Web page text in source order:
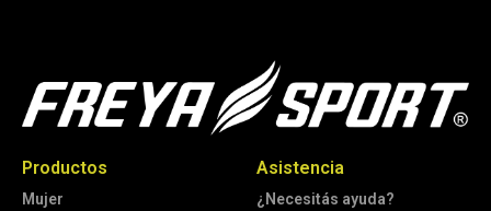
Productos
Mujer
Asistencia
¿Necesitás ayuda?